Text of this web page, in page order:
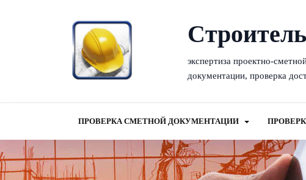
экспертиза проектно-
документации, проверка
ПРОВЕРКА СМЕТНОЙ ДОКУМЕНТАЦИИ